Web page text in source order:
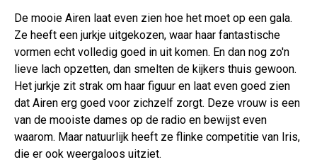
De mooie Airen laat even zien hoe het moet op een gala.
Ze heeft een jurkje uitgekozen, waar haar fantastische
vormen echt volledig goed in uit komen. En dan nog zo'n
lieve lach opzetten, dan smelten de kijkers thuis gewoon.
Het jurkje zit strak om haar figuur en laat even goed zien
dat Airen erg goed voor zichzelf zorgt. Deze vrouw is een
van de mooiste dames op de radio en bewijst even
waarom. Maar natuurlijk heeft ze flinke competitie van Iris,
die er ook weergaloos uitziet.